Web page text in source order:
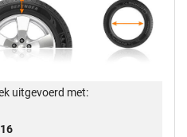
uitgevoerd met: